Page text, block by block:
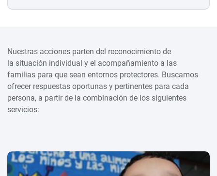
Nuestras acciones parten del reconocimiento de
la situación individual y el acompañamiento a las
familias para que sean entornos protectores. Buscamos
ofrecer respuestas oportunas y pertinentes para cada
persona, a partir de la combinación de los siguientes
servicios: